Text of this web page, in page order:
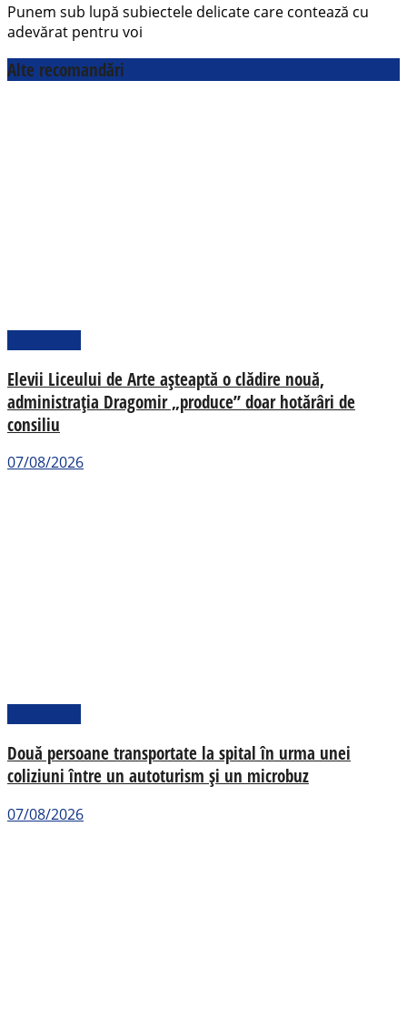
Punem sub lupă subiectele delicate care contează cu
adevărat pentru voi
Alte recomandări
Elevii Liceului de Arte așteaptă o clădire nouă,
administrația Dragomir „produce” doar hotărâri de
consiliu
07/08/2026
Două persoane transportate la spital în urma unei
coliziuni între un autoturism și un microbuz
07/08/2026